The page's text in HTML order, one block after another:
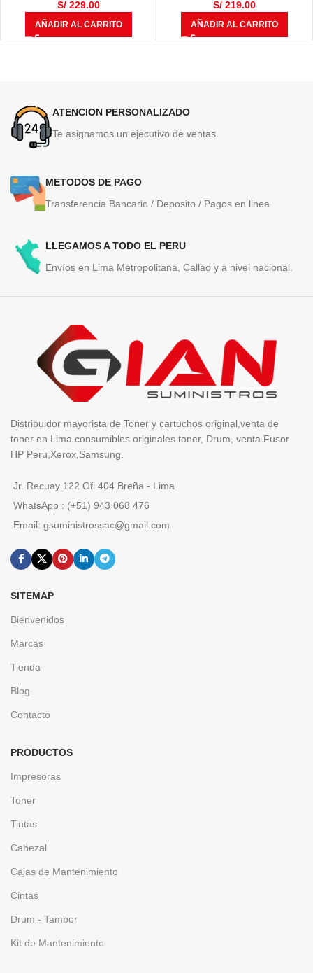
S/229.00
AÑADIR AL CARRITO
S/219.00
AÑADIR AL CARRITO
ATENCION PERSONALIZADO
Te asignamos un ejecutivo de ventas.
METODOS DE PAGO
Transferencia Bancario / Deposito / Pagos en linea
LLEGAMOS A TODO EL PERU
Envíos en Lima Metropolitana, Callao y a nivel nacional.
Distribuidor mayorista de Toner y cartuchos original,venta de
toner en Lima consumibles originales toner, Drum, venta Fusor
HP Peru,Xerox,Samsung.
Jr. Recuay 122 Ofi 404 Breña - Lima
WhatsApp : (+51) 943 068 476
Email: gsuministrossac@gmail.com
SITEMAP
Bienvenidos
Marcas
Tienda
Blog
Contacto
PRODUCTOS
Impresoras
Toner
Tintas
Cabezal
Cajas de Mantenimiento
Cintas
Drum - Tambor
Kit de Mantenimiento